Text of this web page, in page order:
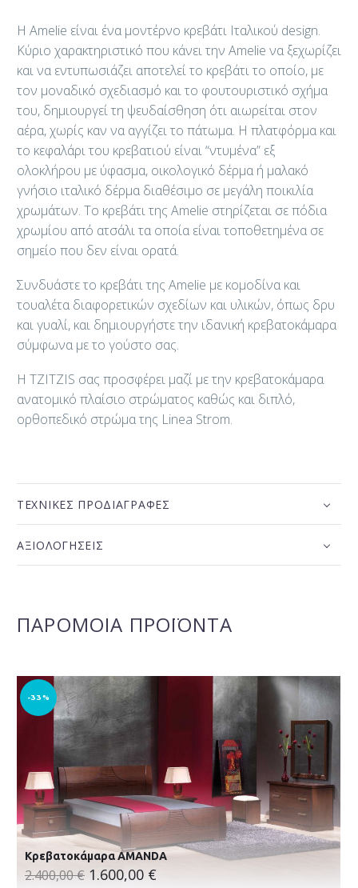
H Amelie είναι ένα μοντέρνο κρεβάτι Ιταλικού design.
Κύριο χαρακτηριστικό που κάνει την Amelie να ξεχωρίζει
και να εντυπωσιάζει αποτελεί το κρεβάτι το οποίο, με
τον μοναδικό σχεδιασμό και το φουτουριστικό σχήμα
του, δημιουργεί τη ψευδαίσθηση ότι αιωρείται στον
αέρα, χωρίς καν να αγγίζει το πάτωμα. Η πλατφόρμα και
το κεφαλάρι του κρεβατιού είναι “ντυμένα” εξ
ολοκλήρου με ύφασμα, οικολογικό δέρμα ή μαλακό
γνήσιο ιταλικό δέρμα διαθέσιμο σε μεγάλη ποικιλία
χρωμάτων. Το κρεβάτι της Amelie στηρίζεται σε πόδια
χρωμίου από ατσάλι τα οποία είναι τοποθετημένα σε
σημείο που δεν είναι ορατά.
Συνδυάστε το κρεβάτι της Amelie με κομοδίνα και
τουαλέτα διαφορετικών σχεδίων και υλικών, όπως δρυ
και γυαλί, και δημιουργήστε την ιδανική κρεβατοκάμαρα
σύμφωνα με το γούστο σας.
Η TZITZIS σας προσφέρει μαζί με την κρεβατοκάμαρα
ανατομικό πλαίσιο στρώματος καθώς και διπλό,
ορθοπεδικό στρώμα της Linea Strom.
ΤΕΧΝΙΚΈΣ ΠΡΟΔΙΑΓΡΑΦΈΣ
ΑΞΙΟΛΟΓΉΣΕΙΣ
ΠΑΡΌΜΟΙΑ ΠΡΟΪΌΝΤΑ
Κρεβατοκάμαρα AMANDA
2.400,00€ 1.600,00 €
-33%